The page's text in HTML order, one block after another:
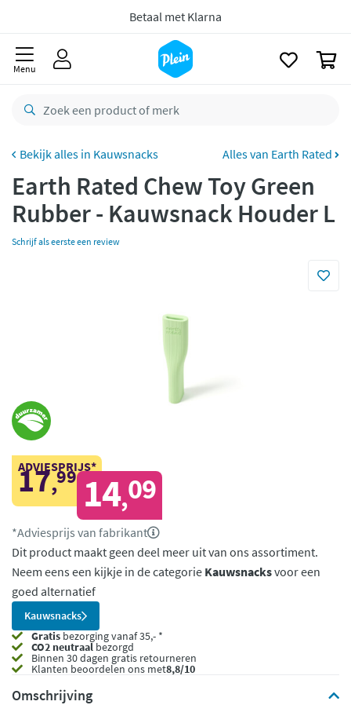
Gratisretourneren
Menu
Kauwsnacks Alles van Earth Rated
Earth Rated Chew Toy Green
Rubber - Kauwsnack Houder L
Schrijf als eerste een review
ADVIESPRIJS*
17,99 14,09
*Adviesprijs van fabrikant
Dit product maakt geen deel meer uit van ons assortiment.
Neem eens een kijkje in de categorie Kauwsnacksvoor een
goed alternatief
Kauwsnacks
Gratis bezorging vanaf 35,- *
CO2 neutraalbezorgd
Binnen 30 dagen gratis retourneren
Klanten beoordelen ons met8,8/10
Omschrijving